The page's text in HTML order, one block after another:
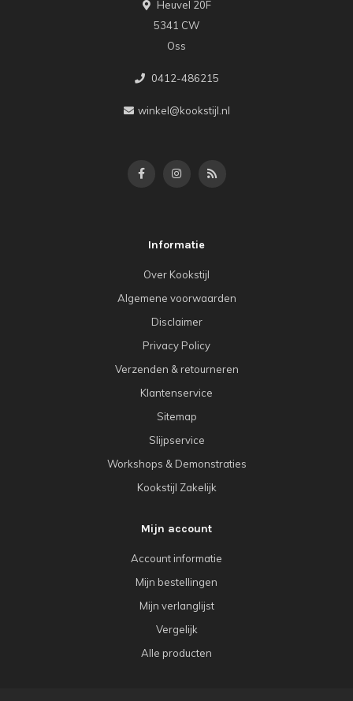
Heuvel 20F
5341 CW
Oss
0412-486215
winkel@kookstijl.nl
Informatie
Over Kookstijl
Algemene voorwaarden
Disclaimer
Privacy Policy
Verzenden & retourneren
Klantenservice
Sitemap
Slijpservice
Workshops & Demonstraties
Kookstijl Zakelijk
Mijn account
Account informatie
Mijn bestellingen
Mijn verlanglijst
Vergelijk
Alle producten